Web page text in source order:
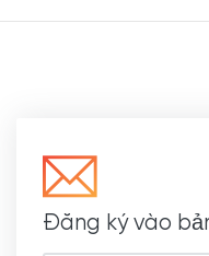
Đăng ký vào